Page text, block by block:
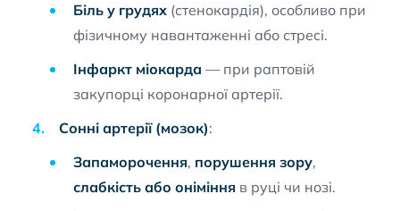
Біль у грудях (стенокардія), особливо при
фізичному навантаженні або стресі.
Інфаркт міокарда — при раптовій
закупорці коронарної артерії.
Сонні артерії (мозок):
Запаморочення, порушення зору,
слабкість або оніміння в руці чи нозі.